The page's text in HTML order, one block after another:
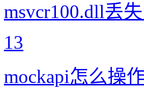
msvcr100.dll丢
13
mockapi怎么操